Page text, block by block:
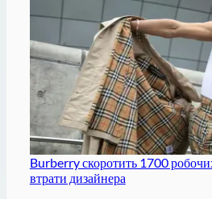
Burberry скоротить 1700
втрати дизайнера